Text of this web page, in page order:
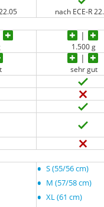
nach ECE-R
1.500 g
sehr gut
• S (55/56 cm)
• M (57/58 cm)
• XL (61 cm)